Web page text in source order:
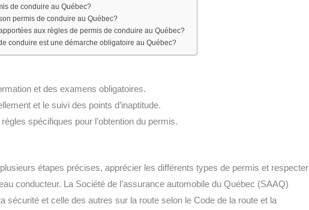
de conduire au Québec?
permis de conduire au Québec?
aux règles de permis de conduire au Québec?
conduire est une démarche obligatoire au Québec?
et des examens obligatoires.
et le suivi des points d’inaptitude.
spécifiques pour l’obtention du permis.
étapes précises, apprécier les différents types de permis et respecter
conducteur. La Société de l’assurance automobile du Québec (SAAQ)
sécurité et celle des autres sur la route selon le Code de la route et la